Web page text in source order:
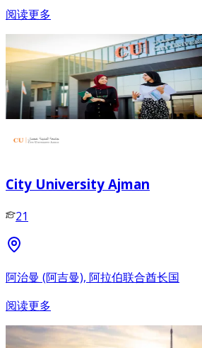
阅读更多
City University Ajman
21
阿治曼 (阿吉曼), 阿拉伯联合酋长国
阅读更多